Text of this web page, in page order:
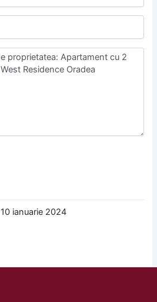
10 ianuarie 2024